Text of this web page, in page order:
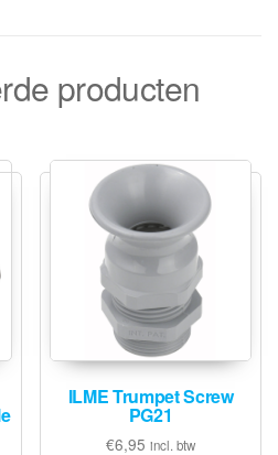
producten
ILME Trumpet Screw
PG21
€6,95 incl. btw